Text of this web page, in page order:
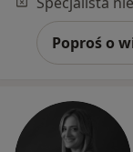
Poproś o